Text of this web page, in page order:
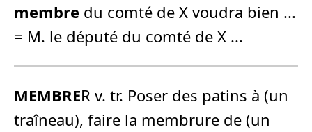
membre du comté de X voudra bien ...
= M. le député du comté de X ...
MEMBRER v. tr. Poser des patins à (un
traîneau), faire la membrure de (un